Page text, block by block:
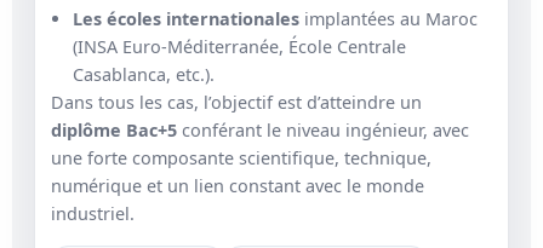
Les écoles internationales implantées au Maroc
(INSA Euro-Méditerranée, École Centrale
Casablanca, etc.).
Dans tous les cas, l’objectif est d’atteindre un
diplôme Bac+5 conférant le niveau ingénieur, avec
une forte composante scientifique, technique,
numérique et un lien constant avec le monde
industriel.